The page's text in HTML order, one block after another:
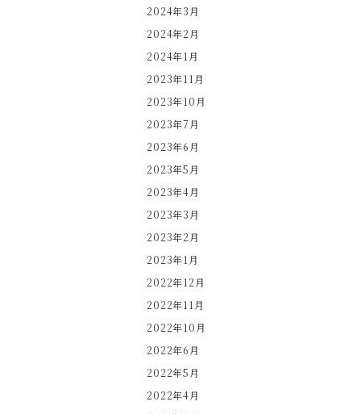
2024年3月
2024年2月
2024年1月
2023年11月
2023年10月
2023年7月
2023年6月
2023年5月
2023年4月
2023年3月
2023年2月
2023年1月
2022年12月
2022年11月
2022年10月
2022年6月
2022年5月
2022年4月